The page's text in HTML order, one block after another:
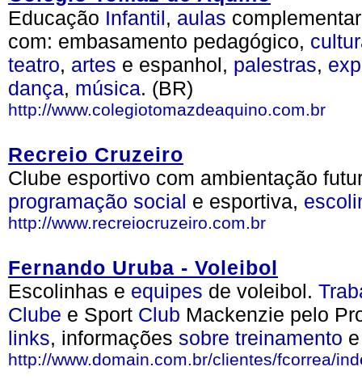
Educação Infantil, aulas
com: embasamento pedagógico,
teatro, artes e espanhol, palestras,
dança, música. (BR)
http://www.colegiotomazdeaquino.com.br
Recreio Cruzeiro
Clube esportivo com ambientação
programação social e esportiva,
http://www.recreiocruzeiro.com.br
Fernando Uruba - Voleibol
Escolinhas e equipes de voleibol.
Clube e Sport Club Mackenzie pelo
links, informações sobre treinamento
http://www.domain.com.br/clientes/fcorrea/